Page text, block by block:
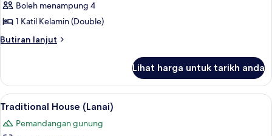
View
(Berembun)
House,
1
Katil
Kitchen
(Tembusu)
Boleh menampung 4
1 Katil Kelamin (Double)
Butiran lanjut
Butiran
House,
Katil
(Double),
Lihat harga untuk tarikh anda
Lihat
semua
foto
Traditional House (Lanai) | Cadar katil
12
Traditional House (Lanai)
Pemandangan gunung